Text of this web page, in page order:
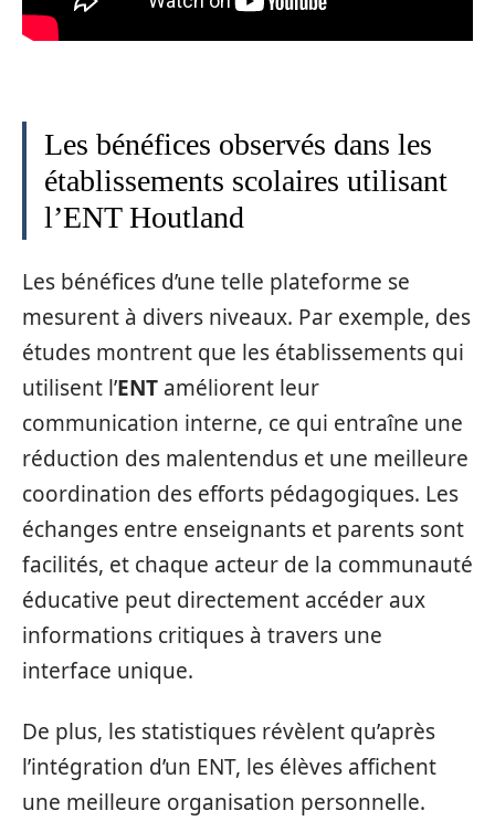
Les bénéfices observés dans les
établissements scolaires utilisant
l’ENT Houtland
Les bénéfices d’une telle plateforme se
mesurent à divers niveaux. Par exemple, des
études montrent que les établissements qui
utilisent l’ENT améliorent leur
communication interne, ce qui entraîne une
réduction des malentendus et une meilleure
coordination des efforts pédagogiques. Les
échanges entre enseignants et parents sont
facilités, et chaque acteur de la communauté
éducative peut directement accéder aux
informations critiques à travers une
interface unique.
De plus, les statistiques révèlent qu’après
l’intégration d’un ENT, les élèves affichent
une meilleure organisation personnelle.